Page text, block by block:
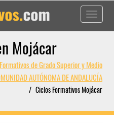
Toggle
Mojácar
de Grado Superior y Medio
AUTÓNOMA DE ANDALUCÍA
Ciclos Formativos Mojácar